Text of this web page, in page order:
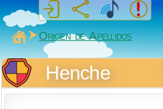
MiSabueso
Origen de Apellidos
Henche